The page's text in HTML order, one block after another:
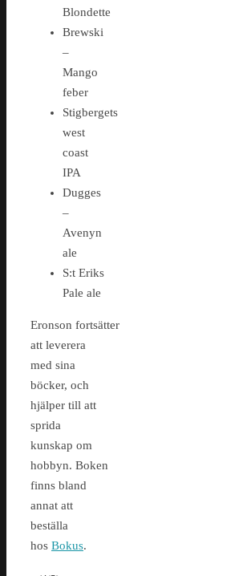
Blondette
Brewski
–
Mango
feber
Stigbergets
west
coast
IPA
Dugges
–
Avenyn
ale
S:t Eriks
Pale ale
Eronson fortsätter
att leverera
med sina
böcker, och
hjälper till att
sprida
kunskap om
hobbyn. Boken
finns bland
annat att
beställa
hos Bokus.